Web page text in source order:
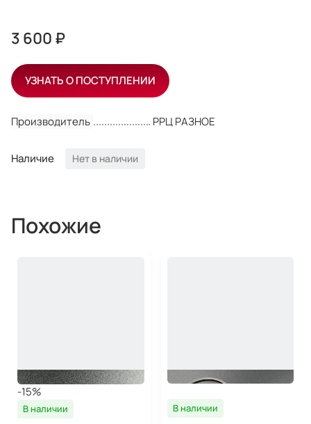
Производитель РРЦ РАЗНОЕ
Наличие Нет в наличии
3 600 ₽
УЗНАТЬ О ПОСТУПЛЕНИИ
Похожие
-15%
В наличии
В наличии